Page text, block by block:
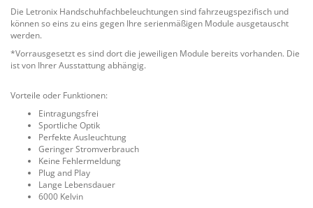
Die Letronix Handschuhfachbeleuchtungen sind fahrzeugspezifisch und
können so eins zu eins gegen Ihre serienmäßigen Module ausgetauscht
werden.
*Vorrausgesetzt es sind dort die jeweiligen Module bereits vorhanden. Die
ist von Ihrer Ausstattung abhängig.
Vorteile oder Funktionen:
Eintragungsfrei
Sportliche Optik
Perfekte Ausleuchtung
Geringer Stromverbrauch
Keine Fehlermeldung
Plug and Play
Lange Lebensdauer
6000 Kelvin